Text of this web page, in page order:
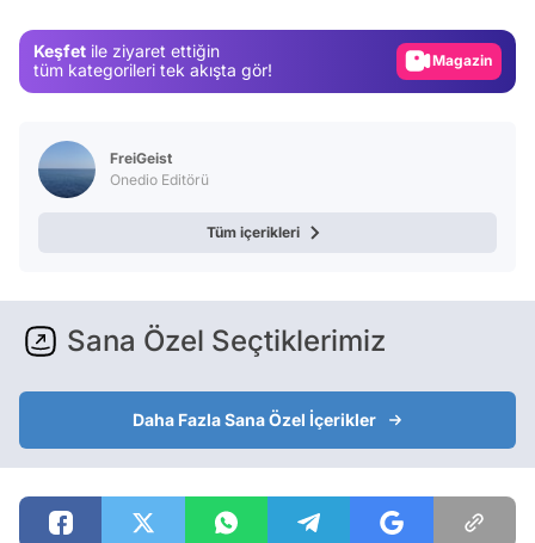
Keşfet ile ziyaret ettiğin
tüm kategorileri tek akışta gör!
Video
FreiGeist
Onedio Editörü
Tüm içerikleri
Sana Özel Seçtiklerimiz
Daha Fazla Sana Özel İçerikler